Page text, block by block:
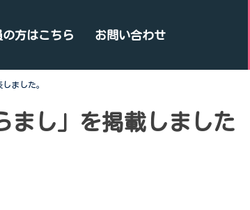
の方はこちら お問い合わせ
ました。
まし」を掲載しました